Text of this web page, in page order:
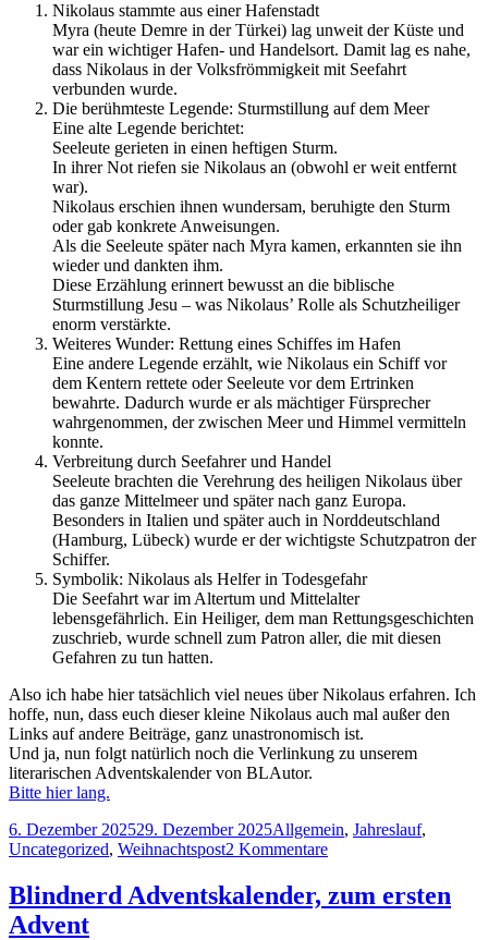
Nikolaus stammte aus einer Hafenstadt
Myra (heute Demre in der Türkei) lag unweit der Küste und
war ein wichtiger Hafen- und Handelsort. Damit lag es nahe,
dass Nikolaus in der Volksfrömmigkeit mit Seefahrt
verbunden wurde.
Die berühmteste Legende: Sturmstillung auf dem Meer
Eine alte Legende berichtet:
Seeleute gerieten in einen heftigen Sturm.
In ihrer Not riefen sie Nikolaus an (obwohl er weit entfernt
war).
Nikolaus erschien ihnen wundersam, beruhigte den Sturm
oder gab konkrete Anweisungen.
Als die Seeleute später nach Myra kamen, erkannten sie ihn
wieder und dankten ihm.
Diese Erzählung erinnert bewusst an die biblische
Sturmstillung Jesu – was Nikolaus’ Rolle als Schutzheiliger
enorm verstärkte.
Weiteres Wunder: Rettung eines Schiffes im Hafen
Eine andere Legende erzählt, wie Nikolaus ein Schiff vor
dem Kentern rettete oder Seeleute vor dem Ertrinken
bewahrte. Dadurch wurde er als mächtiger Fürsprecher
wahrgenommen, der zwischen Meer und Himmel vermitteln
konnte.
Verbreitung durch Seefahrer und Handel
Seeleute brachten die Verehrung des heiligen Nikolaus über
das ganze Mittelmeer und später nach ganz Europa.
Besonders in Italien und später auch in Norddeutschland
(Hamburg, Lübeck) wurde er der wichtigste Schutzpatron der
Schiffer.
Symbolik: Nikolaus als Helfer in Todesgefahr
Die Seefahrt war im Altertum und Mittelalter
lebensgefährlich. Ein Heiliger, dem man Rettungsgeschichten
zuschrieb, wurde schnell zum Patron aller, die mit diesen
Gefahren zu tun hatten.
Also ich habe hier tatsächlich viel neues über Nikolaus erfahren. Ich
hoffe, nun, dass euch dieser kleine Nikolaus auch mal außer den
Links auf andere Beiträge, ganz unastronomisch ist.
Und ja, nun folgt natürlich noch die Verlinkung zu unserem
literarischen Adventskalender von BLAutor.
Bitte hier lang.
Veröffentlicht
am
6. Dezember 202529. Dezember 2025Kategorien
Allgemein, Jahreslauf,
Uncategorized, Weihnachtspost2 Kommentarezu
Adventskalender
2025,
Blindnerd Adventskalender, zum ersten
Advent